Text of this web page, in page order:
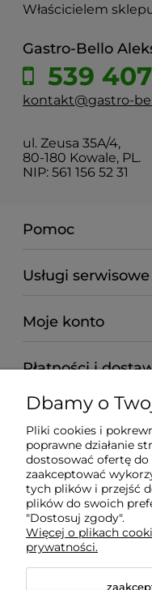
Właścicielem
Gastro-Bello
539
kontakt@gastro-
ul. Zeusa 35A/4,
80-180 Kowale, PL.
NIP: 561 156 52 31
Pomoc
Usługi serwisowe
Moje konto
Płatności i
Informacje
O nas
Wyposażenie
Sklep
Gastronomicznego |
Dbamy o
Pliki cookies i
poprawne działanie
dostosować ofertę do
zaakceptować
tych plików i przejść
plików do swoich
"Dostosuj zgody".
Więcej o plikach
prywatności.